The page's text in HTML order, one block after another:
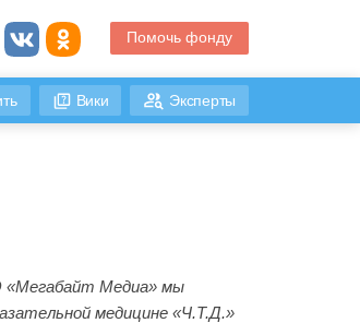
Помочь фонду
Вики Эксперты
«Мегабайт Медиа» мы
медицине «Ч.Т.Д.»